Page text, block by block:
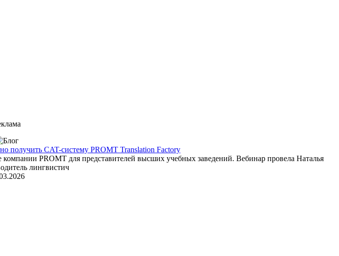
получить CAT-систему PROMT Translation Factory
PROMT для представителей высших учебных заведений. Вебинар провела Наталья
лингвистич